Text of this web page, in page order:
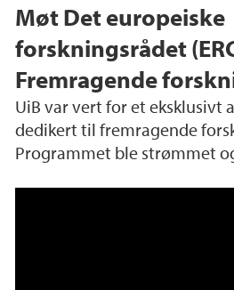
Møt Det europeiske
forskningsrådet
Fremragende
UiB var vert for et eksklusivt
dedikert til fremragende
Programmet ble strømmet